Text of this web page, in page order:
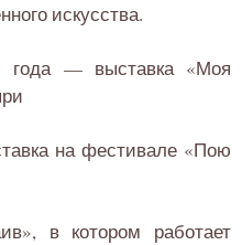
искусства.
— выставка «Моя
на фестивале «Пою
в котором работает